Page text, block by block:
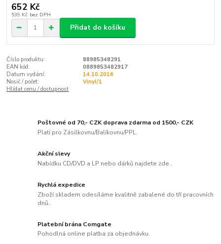
652 Kč
539 Kč bez DPH
Přidat do košíku
Číslo produktu:
88985348291
EAN kód:
0889853482917
Datum vydání:
14.10.2016
Nosič / počet:
Vinyl/1
Hlídat cenu / dostupnost
Poštovné od 70,- CZK doprava zdarma od 1500,- CZK
Platí pro Zásilkovnu/Balíkovnu/PPL.
Akční slevy
Nabídku CD/DVD a LP nebo dárků najdete zde..
Rychlá expedice
Zboží skladem odesíláme kvalitně zabalené do tří pracovních
dnů..
Platební brána Comgate
Pohodlná online platba za objednávku.